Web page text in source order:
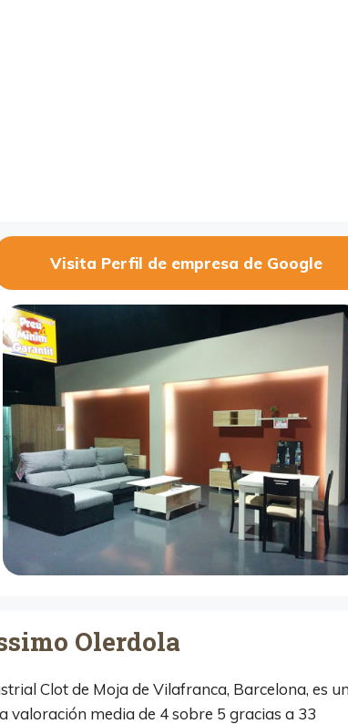
Visita Perfil de empresa de Google
Olerdola
Clot de Moja de Vilafranca, Barcelona, es un
valoración media de 4 sobre 5 gracias a 33